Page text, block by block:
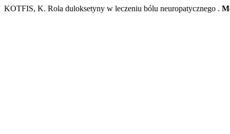
KOTFIS, K. Rola duloksetyny w leczeniu bólu neuropatycznego .